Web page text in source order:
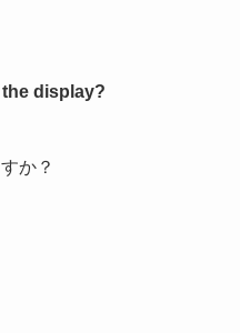
display?
か？